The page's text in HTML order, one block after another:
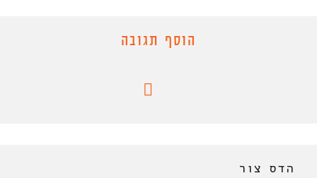
הוסף תגובה
הדס צור